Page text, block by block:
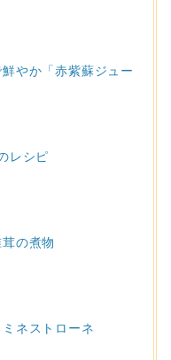
やか「赤紫蘇ジュー
レシピ
の煮物
ネストローネ